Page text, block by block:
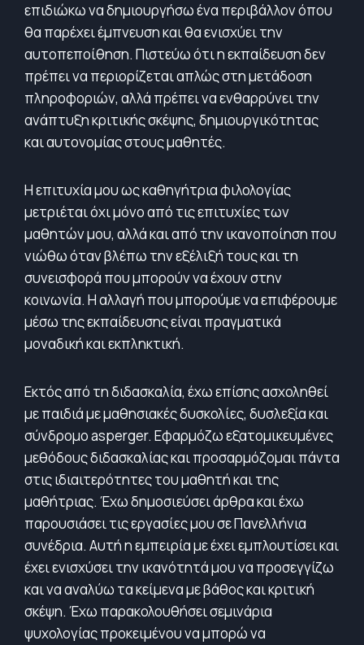
επιδιώκω να δημιουργήσω ένα περιβάλλον όπου
θα παρέχει έμπνευση και θα ενισχύει την
αυτοπεποίθηση. Πιστεύω ότι η εκπαίδευση δεν
πρέπει να περιορίζεται απλώς στη μετάδοση
πληροφοριών, αλλά πρέπει να ενθαρρύνει την
ανάπτυξη κριτικής σκέψης, δημιουργικότητας
και αυτονομίας στους μαθητές.
Η επιτυχία μου ως καθηγήτρια φιλολογίας
μετριέται όχι μόνο από τις επιτυχίες των
μαθητών μου, αλλά και από την ικανοποίηση που
νιώθω όταν βλέπω την εξέλιξή τους και τη
συνεισφορά που μπορούν να έχουν στην
κοινωνία. Η αλλαγή που μπορούμε να επιφέρουμε
μέσω της εκπαίδευσης είναι πραγματικά
μοναδική και εκπληκτική.
Εκτός από τη διδασκαλία, έχω επίσης ασχοληθεί
με παιδιά με μαθησιακές δυσκολίες, δυσλεξία και
σύνδρομο asperger. Εφαρμόζω εξατομικευμένες
μεθόδους διδασκαλίας και προσαρμόζομαι πάντα
στις ιδιαιτερότητες του μαθητή και της
μαθήτριας. Έχω δημοσιεύσει άρθρα και έχω
παρουσιάσει τις εργασίες μου σε Πανελλήνια
συνέδρια. Αυτή η εμπειρία με έχει εμπλουτίσει και
έχει ενισχύσει την ικανότητά μου να προσεγγίζω
και να αναλύω τα κείμενα με βάθος και κριτική
σκέψη. Έχω παρακολουθήσει σεμινάρια
ψυχολογίας προκειμένου να μπορώ να